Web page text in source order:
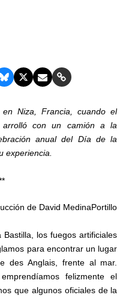
Niza, Francia, cuando el
arrolló con un camión a la
anual del Día de la
experiencia.
de David MedinaPortillo
los fuegos artificiales
para encontrar un lugar
des Anglais, frente al mar.
felizmente el
que algunos oficiales de la